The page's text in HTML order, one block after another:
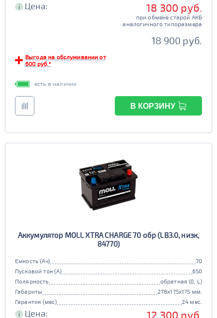
i Цена: 18 300 руб.
при обмене старой АКБ
аналогичного типоразмера
18 900 руб.
Выгода на обслуживании от
600 руб.*
есть в наличии
В КОРЗИНУ
Аккумулятор MOLL XTRA CHARGE 70 обр (LB3.0, низк,
84770)
Емкость (Ач)
70
Пусковой ток (А)
650
Полярность
обратная (0, L)
Габариты
278x175x175 мм.
Гарантия (мес)
24 мес.
i Цена: 12 300 руб.